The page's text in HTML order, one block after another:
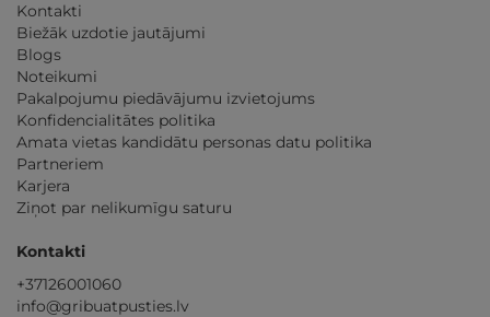
Kontakti
Biežāk uzdotie jautājumi
Blogs
Noteikumi
Pakalpojumu piedāvājumu izvietojums
Konfidencialitātes politika
Amata vietas kandidātu personas datu politika
Partneriem
Karjera
Ziņot par nelikumīgu saturu
Kontakti
+37126001060
info@gribuatpusties.lv